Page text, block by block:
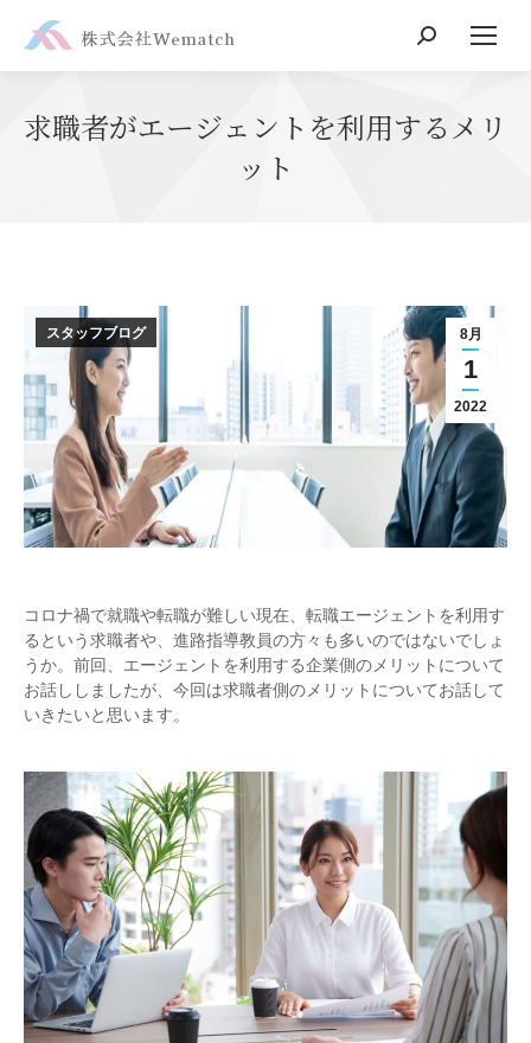
Search:
求職者がエージェントを利用するメリ
ット
8月
1
2022
スタッフブログ
コロナ禍で就職や転職が難しい現在、転職エージェントを利用す
るという求職者や、進路指導教員の方々も多いのではないでしょ
うか。前回、エージェントを利用する企業側のメリットについて
お話ししましたが、今回は求職者側のメリットについてお話して
いきたいと思います。